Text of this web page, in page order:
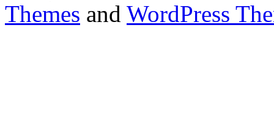
Themes and WordPress